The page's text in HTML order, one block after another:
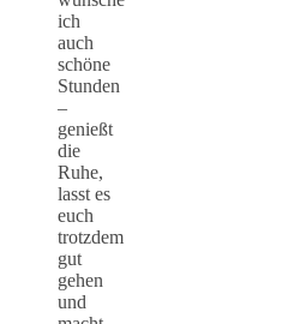
ich
auch
schöne
Stunden
–
genießt
die
Ruhe,
lasst es
euch
trotzdem
gut
gehen
und